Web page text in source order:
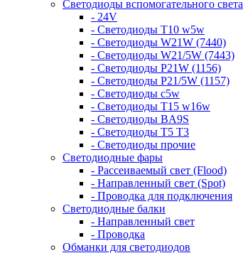
Светодиоды вспомогательного света
- 24V
- Светодиоды T10 w5w
- Светодиоды W21W (7440)
- Светодиоды W21/5W (7443)
- Светодиоды P21W (1156)
- Светодиоды P21/5W (1157)
- Светодиоды c5w
- Светодиоды T15 w16w
- Светодиоды BA9S
- Светодиоды T5 T3
- Светодиоды прочие
Светодиодные фары
- Рассеиваемый свет (Flood)
- Направленный свет (Spot)
- Проводка для подключения
Светодиодные балки
- Направленный свет
- Проводка
Обманки для светодиодов